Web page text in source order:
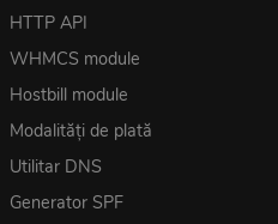
HTTP API
WHMCS module
Hostbill module
Modalități de plată
Utilitar DNS
Generator SPF